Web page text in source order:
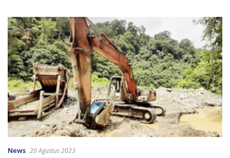
News 20 Agustus 2023